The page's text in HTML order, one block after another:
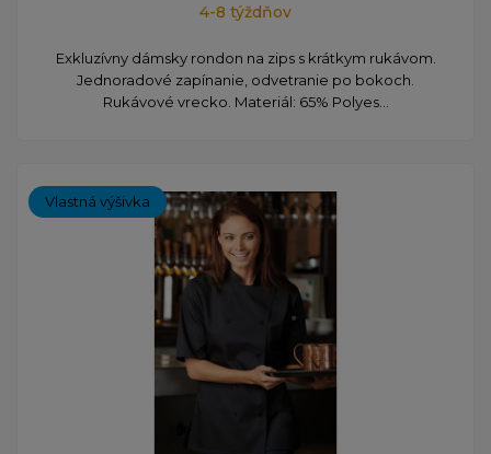
4-8 týždňov
Exkluzívny dámsky rondon na zips s krátkym rukávom.
Jednoradové zapínanie, odvetranie po bokoch.
Rukávové vrecko. Materiál: 65% Polyes...
Vlastná výšivka